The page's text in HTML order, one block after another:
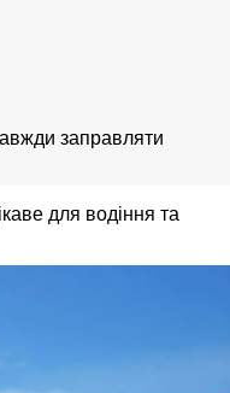
заправляти
для водіння та